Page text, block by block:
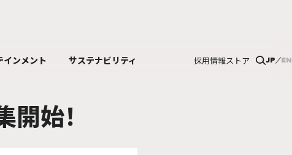
インメント サステナビリティ 採用情報ストア JP EN
始！